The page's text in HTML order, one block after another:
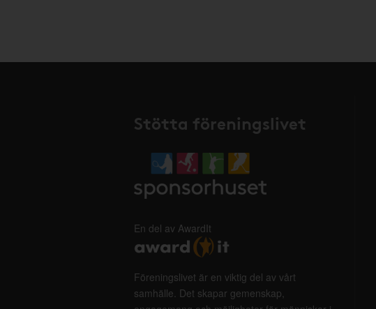
Stötta föreningslivet
En del av AwardIt
Föreningslivet är en viktig del av vårt
samhälle. Det skapar gemenskap,